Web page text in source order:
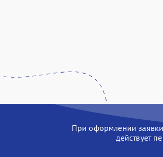
При оформлении
действует